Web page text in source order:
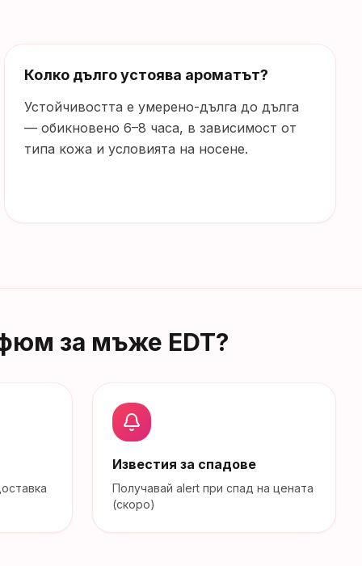
Колко дълго устоява ароматът?
Устойчивостта е умерено-дълга до дълга
— обикновено 6–8 часа, в зависимост от
типа кожа и условията на носене.
за мъже EDT?
Известия за спадове
Получавай alert при спад на цената
(скоро)